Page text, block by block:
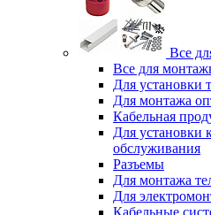
Все
Все для
Для установки
Для монтажа
Кабельная
Для установки
обслуживания
Разъемы
Для монтажа
Для
Кабельные